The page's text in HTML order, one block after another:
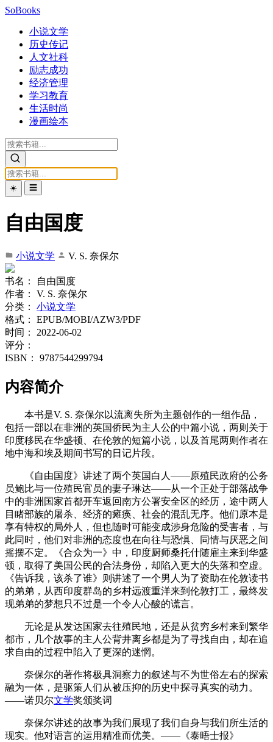
SoBooks
小说文学
历史传记
人文社科
励志成功
经济管理
学习教育
生活时尚
漫画绘本
☀️ ☰
自由国度
小说文学 V. S. 奈保尔
书名：
自由国度
作者：
V. S. 奈保尔
分类：
小说文学
格式：
EPUB/MOBI/AZW3/PDF
时间：
2022-06-02
评分：
ISBN：
9787544299794
内容简介
本书是V. S. 奈保尔以流离失所为主题创作的一组作品，
包括一部以在非洲的英国侨民为主人公的中篇小说，两则关于
印度移民在华盛顿、在伦敦的短篇小说，以及首尾两则作者在
地中海和埃及期间书写的日记片段。
《自由国度》讲述了两个英国白人——原殖民政府的公务
员鲍比与一位殖民官员的妻子琳达——从一个正处于部落战争
中的非洲国家首都开车返回南方公署安全区的经历，途中两人
目睹部族的屠杀、经济的瘫痪、社会的混乱无序。他们原本是
享有特权的局外人，但也随时可能变成涉身危险的受害者，与
此同时，他们对非洲的态度也在向往与恐惧、同情与厌恶之间
摇摆不定。《合众为一》中，印度厨师桑托什随雇主来到华盛
顿，取得了美国公民的合法身份，却陷入更大的失落和空虚。
《告诉我，该杀了谁》则讲述了一个男人为了资助在伦敦读书
的弟弟，从西印度群岛的乡村远渡重洋来到伦敦打工，最终发
现弟弟的梦想只不过是一个令人心酸的谎言。
无论是从发达国家去往殖民地，还是从贫穷乡村来到繁华
都市，几个故事的主人公背井离乡都是为了寻找自由，却在追
求自由的过程中陷入了更深的迷惘。
奈保尔的著作将极具洞察力的叙述与不为世俗左右的探索
融为一体，是驱策人们从被压抑的历史中探寻真实的动力。
——诺贝尔文学奖颁奖词
奈保尔讲述的故事为我们展现了我们自身与我们所生活的
现实。他对语言的运用精准而优美。——《泰晤士报》